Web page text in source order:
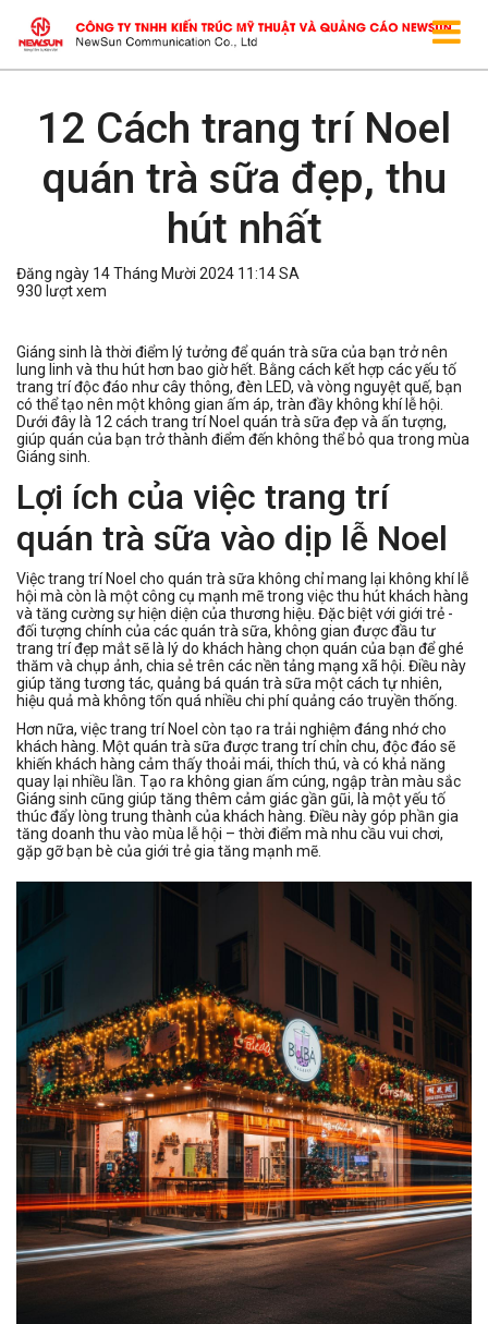
12 Cách trang trí Noel
quán trà sữa đẹp, thu
hút nhất
Đăng ngày 14 Tháng Mười 2024 11:14 SA
930 lượt xem
Giáng sinh là thời điểm lý tưởng để quán trà sữa của bạn trở nên
lung linh và thu hút hơn bao giờ hết. Bằng cách kết hợp các yếu tố
trang trí độc đáo như cây thông, đèn LED, và vòng nguyệt quế, bạn
có thể tạo nên một không gian ấm áp, tràn đầy không khí lễ hội.
Dưới đây là 12 cách trang trí Noel quán trà sữa đẹp và ấn tượng,
giúp quán của bạn trở thành điểm đến không thể bỏ qua trong mùa
Giáng sinh.
Lợi ích của việc trang trí
quán trà sữa vào dịp lễ Noel
Việc trang trí Noel cho quán trà sữa không chỉ mang lại không khí lễ
hội mà còn là một công cụ mạnh mẽ trong việc thu hút khách hàng
và tăng cường sự hiện diện của thương hiệu. Đặc biệt với giới trẻ -
đối tượng chính của các quán trà sữa, không gian được đầu tư
trang trí đẹp mắt sẽ là lý do khách hàng chọn quán của bạn để ghé
thăm và chụp ảnh, chia sẻ trên các nền tảng mạng xã hội. Điều này
giúp tăng tương tác, quảng bá quán trà sữa một cách tự nhiên,
hiệu quả mà không tốn quá nhiều chi phí quảng cáo truyền thống.
Hơn nữa, việc trang trí Noel còn tạo ra trải nghiệm đáng nhớ cho
khách hàng. Một quán trà sữa được trang trí chỉn chu, độc đáo sẽ
khiến khách hàng cảm thấy thoải mái, thích thú, và có khả năng
quay lại nhiều lần. Tạo ra không gian ấm cúng, ngập tràn màu sắc
Giáng sinh cũng giúp tăng thêm cảm giác gần gũi, là một yếu tố
thúc đẩy lòng trung thành của khách hàng. Điều này góp phần gia
tăng doanh thu vào mùa lễ hội – thời điểm mà nhu cầu vui chơi,
gặp gỡ bạn bè của giới trẻ gia tăng mạnh mẽ.